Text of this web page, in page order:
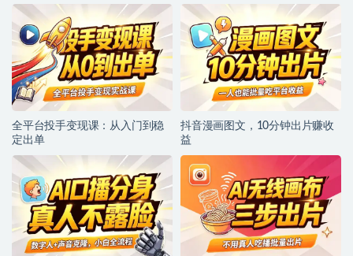
全平台投手变现课：从入门到稳
定出单
抖音漫画图文，10分钟出片赚收
益